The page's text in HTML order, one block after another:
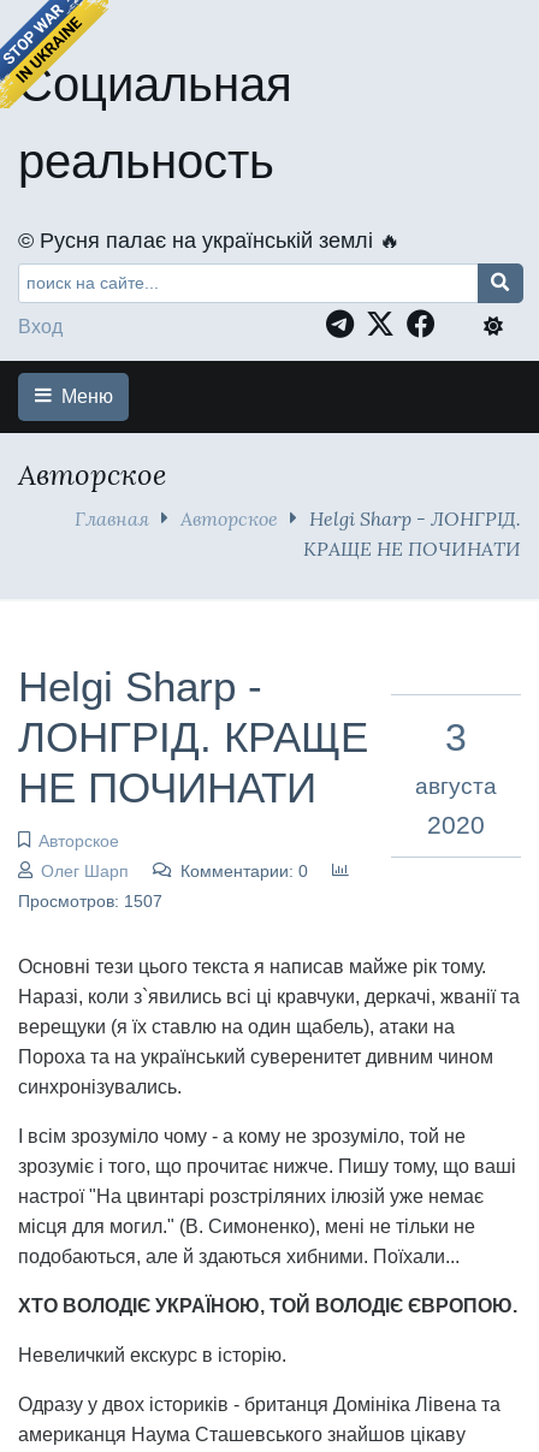
Социальная
реальность
©️ Русня палає на українській землі 🔥
Вход
Меню
Авторское
Главная Авторское
Helgi Sharp - ЛОНГРІД.
КРАЩЕ НЕ ПОЧИНАТИ
Helgi Sharp -
ЛОНГРІД. КРАЩЕ
НЕ ПОЧИНАТИ
Авторское
Олег Шарп
Комментарии: 0
Просмотров: 1507
3
августа
2020
Основні тези цього текста я написав майже рік тому.
Наразі, коли з`явились всі ці кравчуки, деркачі, жванії та
верещуки (я їх ставлю на один щабель), атаки на
Пороха та на український суверенитет дивним чином
синхронізувались.
І всім зрозуміло чому - а кому не зрозуміло, той не
зрозуміє і того, що прочитає нижче. Пишу тому, що ваші
настрої "На цвинтарі розстріляних ілюзій уже немає
місця для могил." (В. Симоненко), мені не тільки не
подобаються, але й здаються хибними. Поїхали...
ХТО ВОЛОДІЄ УКРАЇНОЮ, ТОЙ ВОЛОДІЄ ЄВРОПОЮ.
Невеличкий екскурс в історію.
Одразу у двох істориків - британця Домініка Лівена та
американця Наума Сташевського знайшов цікаву